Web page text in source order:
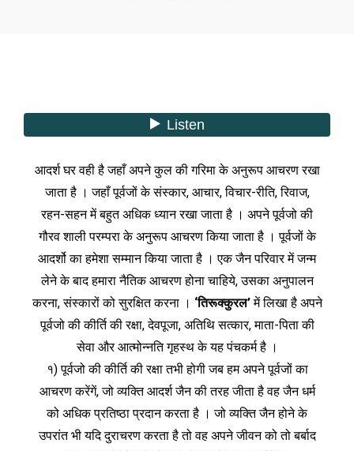
आदर्श घर वही है जहाँ अपने कुल की गरिमा के अनुरूप आचरण रखा
जाता है । जहाँ पूर्वजों के संस्कार, आचार, विचार-रीति, रिवाज,
रहन-सहन में बहुत अधिक ध्यान रखा जाता है । अपने पूर्वजो की
गौरव शाली परम्परा के अनुरूप आचरण किया जाता है । पूर्वजों के
आदर्शो का हमेशा सम्मान किया जाता है । एक जैन परिवार में जन्म
लेने के बाद हमारा नैतिक आचरण होना चाहिये, उसका अनुपालन
करना, संस्कारों को सुरक्षित करना । ‘तिरूक्कुरल’में लिखा है अपने
पूर्वजो की कीर्ति की रक्षा, देवपूजा, अतिथि सत्कार, माता-पिता की
सेवा और आत्मोन्नति गृहस्थ के यह पंचकर्म है ।
१) पूर्वजो की कीर्ति की रक्षा तभी होगी जब हम अपने पूर्वजों का
आचरण करेंगें, जो व्यक्ति आदर्श जैन की तरह जीता है वह जैन धर्म
को अधिक प्रतिष्ठा प्रदान करता है । जो व्यक्ति जैन होने के
उपरांत भी यदि दुराचरण करता है तो वह अपने जीवन को तो बर्बाद